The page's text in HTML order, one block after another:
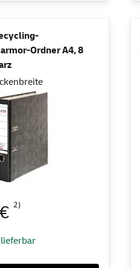
Ordner A4, 8
2)